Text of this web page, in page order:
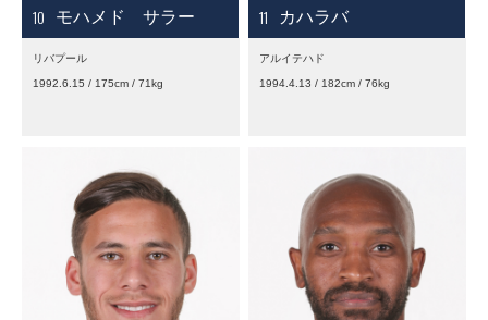
10 モハメド サラー
リバプール
1992.6.15 / 175cm / 71kg
11 カハラバ
アルイテハド
1994.4.13 / 182cm / 76kg